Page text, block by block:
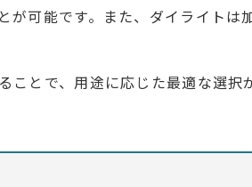
が可能です。また、ダイライト
ことで、用途に応じた最適な選